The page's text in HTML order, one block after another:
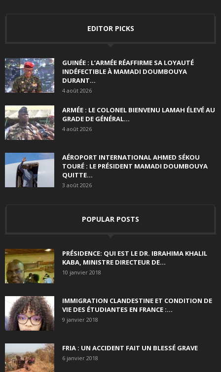
EDITOR PICKS
GUINÉE : L’ARMÉE RÉAFFIRME SA LOYAUTÉ
INDÉFECTIBLE À MAMADI DOUMBOUYA
DURANT...
4 août 2026
ARMÉE : LE COLONEL BIENVENU LAMAH ÉLEVÉ AU
GRADE DE GÉNÉRAL...
4 août 2026
AÉROPORT INTERNATIONAL AHMED SÉKOU
TOURÉ : LE PRÉSIDENT MAMADI DOUMBOUYA
QUITTE...
3 août 2026
POPULAR POSTS
PRÉSIDENCE: QUI EST LE DR. IBRAHIMA KHALIL
KABA, MINISTRE DIRECTEUR DE...
10 janvier 2018
IMMIGRATION CLANDESTINE ET CONDITION DE
VIE DES ÉTUDIANTES EN FRANCE :...
9 janvier 2018
FRIA : UN ACCIDENT FAIT UN BLESSÉ GRAVE
6 janvier 2018